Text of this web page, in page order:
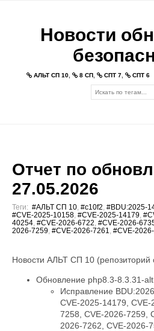
Новости
АЛЬТ СП 10 8 СП СПТ 7 СПТ 6
Отчет по
27.05.2026
Теги: #АЛЬТ СП 10 #c10f2 #BDU:2025-
#CVE-2025-10158 #CVE-2025-14179
40254 #CVE-2026-6722 #CVE-2026-
2026-7259 #CVE-2026-7261 #CVE-
Новости АЛЬТ СП 10 (репозиторий
Обновление php8.3-8.3.31-
Исправление
CVE-2025-14179,
7258, CVE-2026-7259,
2026-7262, CVE-2026-